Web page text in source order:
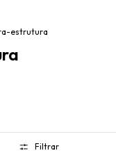
estrutura
Filtrar